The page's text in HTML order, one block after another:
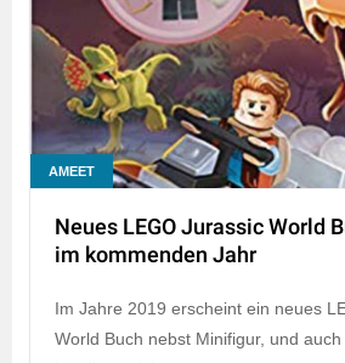
AMEET
Neues LEGO Jurassic World
im kommenden Jahr
Im Jahre 2019 erscheint ein neues
World Buch nebst Minifigur, und